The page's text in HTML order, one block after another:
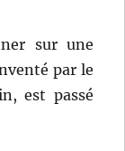
sur une
par le
est passé